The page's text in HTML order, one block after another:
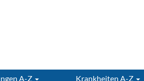
A-Z Krankheiten A-Z